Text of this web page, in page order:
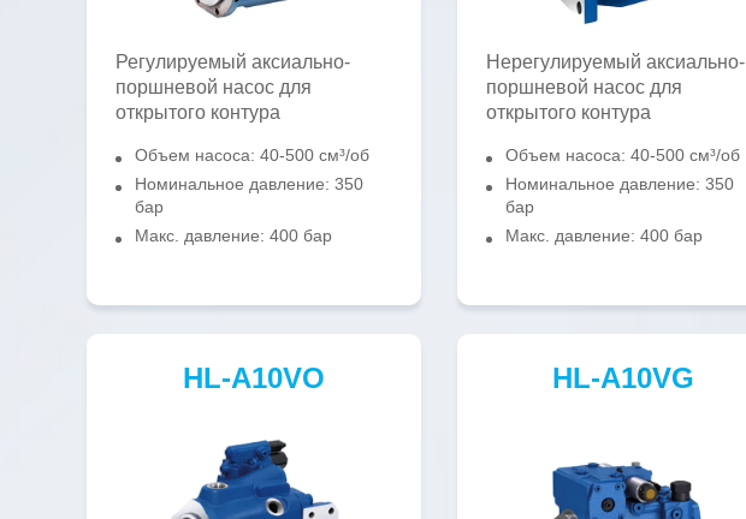
Регулируемый аксиально-
поршневой насос для
открытого контура
Объем насоса: 40-500 см³/об
Номинальное давление: 350
бар
Макс. давление: 400 бар
Нерегулируемый аксиально-
поршневой насос для
открытого контура
Объем насоса: 40-500 см³/об
Номинальное давление: 350
бар
Макс. давление: 400 бар
HL-A10VO HL-A10VG